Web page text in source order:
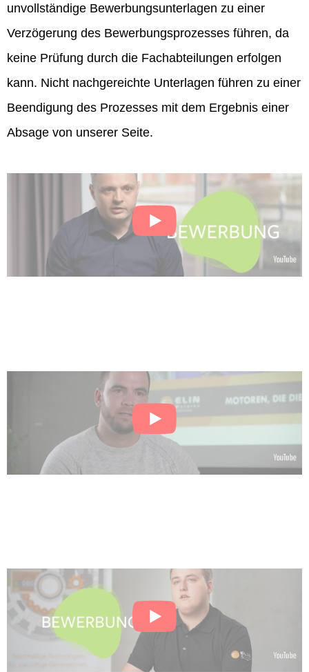
unvollständige Bewerbungsunterlagen zu einer
Verzögerung des Bewerbungsprozesses führen, da
keine Prüfung durch die Fachabteilungen erfolgen
kann. Nicht nachgereichte Unterlagen führen zu einer
Beendigung des Prozesses mit dem Ergebnis einer
Absage von unserer Seite.